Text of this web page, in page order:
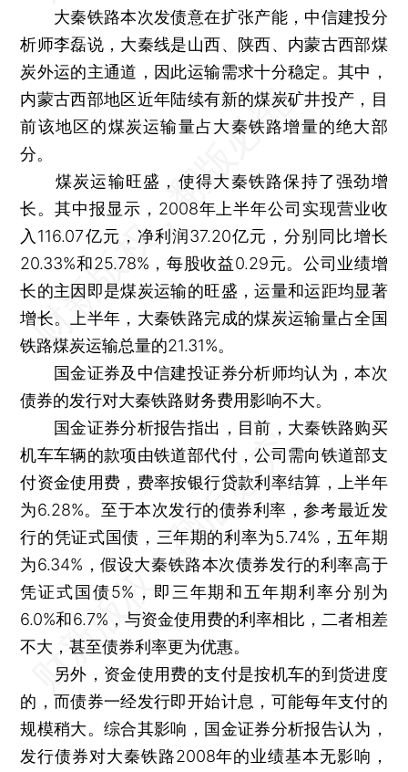
大秦铁路本次发债意在扩张产能，中信建投分
析师李磊说，大秦线是山西、陕西、内蒙古西部煤
炭外运的主通道，因此运输需求十分稳定。其中，
内蒙古西部地区近年陆续有新的煤炭矿井投产，目
前该地区的煤炭运输量占大秦铁路增量的绝大部
分。
煤炭运输旺盛，使得大秦铁路保持了强劲增
长。其中报显示，2008年上半年公司实现营业收
入116.07亿元，净利润37.20亿元，分别同比增长
20.33%和25.78%，每股收益0.29元。公司业绩增
长的主因即是煤炭运输的旺盛，运量和运距均显著
增长。上半年，大秦铁路完成的煤炭运输量占全国
铁路煤炭运输总量的21.31%。
国金证券及中信建投证券分析师均认为，本次
债券的发行对大秦铁路财务费用影响不大。
国金证券分析报告指出，目前，大秦铁路购买
机车车辆的款项由铁道部代付，公司需向铁道部支
付资金使用费，费率按银行贷款利率结算，上半年
为6.28%。至于本次发行的债券利率，参考最近发
行的凭证式国债，三年期的利率为5.74%，五年期
为6.34%，假设大秦铁路本次债券发行的利率高于
凭证式国债5%，即三年期和五年期利率分别为
6.0%和6.7%，与资金使用费的利率相比，二者相差
不大，甚至债券利率更为优惠。
另外，资金使用费的支付是按机车的到货进度
的，而债券一经发行即开始计息，可能每年支付的
规模稍大。综合其影响，国金证券分析报告认为，
发行债券对大秦铁路2008年的业绩基本无影响，